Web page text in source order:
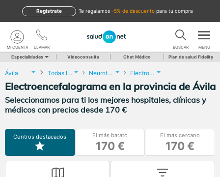
te regalamos -5% de descuento para tu compra
Regístrate
LLAMAR
MI CUENTA BUSCAR MENU
Especialidades Videoconsulta Chat Médico Plan de salud Fidelity
Ávila Todas las localidades Neurofisiología Clínica Electroencefalograma
Electroencefalograma en la provincia de Ávila
Seleccionamos para ti los mejores hospitales, clínicas y
médicos con precios desde 170 €
Centros destacados El más barato
170 €
El más cercano
170 €